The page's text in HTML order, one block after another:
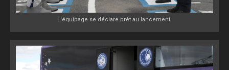
L'équipage se déclare prêt au lancement.